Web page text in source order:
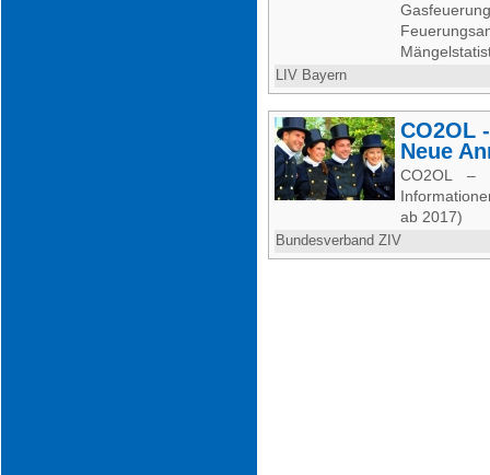
LIV Bayern
CO2OL
Neue
CO2OL
ab 2017)
Bundesverband ZIV